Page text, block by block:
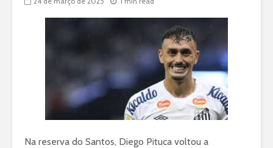
Na reserva do Santos, Diego Pituca voltou a